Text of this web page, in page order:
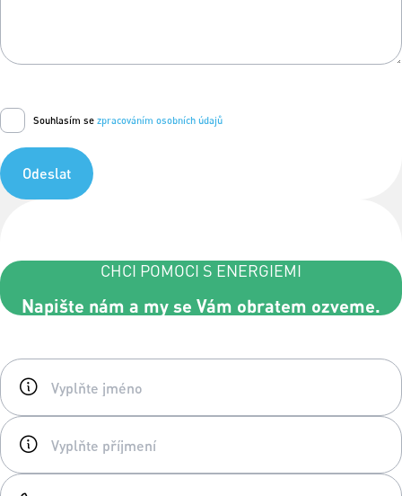
Souhlasím se zpracováním osobních údajů
Odeslat
CHCI POMOCI S ENERGIEMI
Napište nám a my se Vám obratem ozveme.